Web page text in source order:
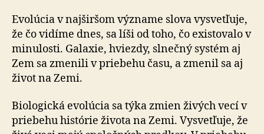
Evolúcia v najširšom význame slova vysvetľuje,
že čo vidíme dnes, sa líši od toho, čo existovalo v
minulosti. Galaxie, hviezdy, slnečný systém aj
Zem sa zmenili v priebehu času, a zmenil sa aj
život na Zemi.
Biologická evolúcia sa týka zmien živých vecí v
priebehu histórie života na Zemi. Vysvetľuje, že